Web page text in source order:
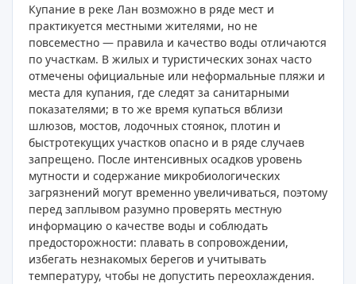
Купание в реке Лан возможно в ряде мест и
практикуется местными жителями, но не
повсеместно — правила и качество воды отличаются
по участкам. В жилых и туристических зонах часто
отмечены официальные или неформальные пляжи и
места для купания, где следят за санитарными
показателями; в то же время купаться вблизи
шлюзов, мостов, лодочных стоянок, плотин и
быстротекущих участков опасно и в ряде случаев
запрещено. После интенсивных осадков уровень
мутности и содержание микробиологических
загрязнений могут временно увеличиваться, поэтому
перед заплывом разумно проверять местную
информацию о качестве воды и соблюдать
предосторожности: плавать в сопровождении,
избегать незнакомых берегов и учитывать
температуру, чтобы не допустить переохлаждения.